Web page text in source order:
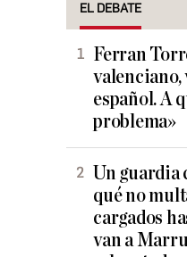
EL DEBATE
Ferran
español. A
problema»
Un
qué no
cargados
van a